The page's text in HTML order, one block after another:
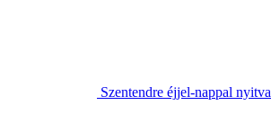
Szentendre éjjel-nappal nyitva